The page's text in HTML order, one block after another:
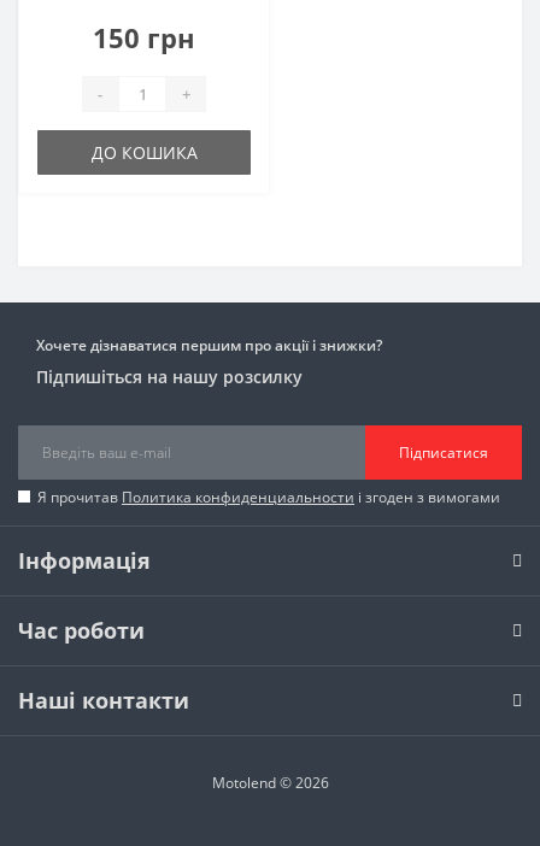
150 грн
- +
ДО КОШИКА
Хочете дізнаватися першим про акції і знижки?
Підпишіться на нашу розсилку
Підписатися
Я прочитав Политика конфиденциальности і згоден з вимогами
Інформація
Час роботи
Наші контакти
Motolend © 2026